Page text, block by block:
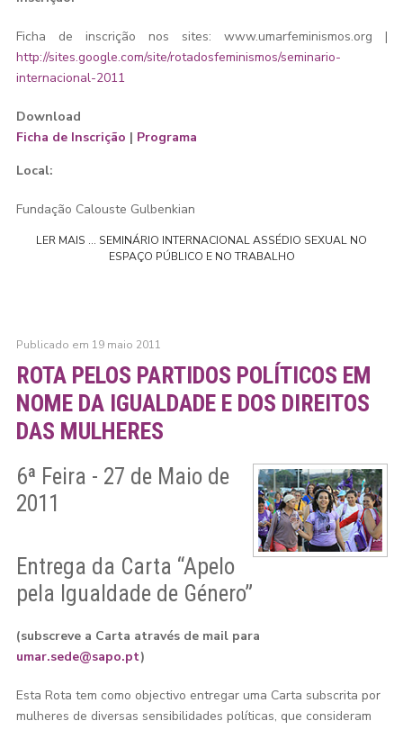
Ficha de inscrição nos sites: www.umarfeminismos.org |
http://sites.google.com/site/rotadosfeminismos/seminario-
internacional-2011
Download
Ficha de Inscrição | Programa
Local:
Fundação Calouste Gulbenkian
LER MAIS … SEMINÁRIO INTERNACIONAL ASSÉDIO SEXUAL NO
ESPAÇO PÚBLICO E NO TRABALHO
Publicado em 19 maio 2011
ROTA PELOS PARTIDOS POLÍTICOS EM
NOME DA IGUALDADE E DOS DIREITOS
DAS MULHERES
6ª Feira - 27 de Maio de
2011
Entrega da Carta “Apelo
pela Igualdade de Género”
(subscreve a Carta através de mail para
umar.sede@sapo.pt)
Esta Rota tem como objectivo entregar uma Carta subscrita por
mulheres de diversas sensibilidades políticas, que consideram